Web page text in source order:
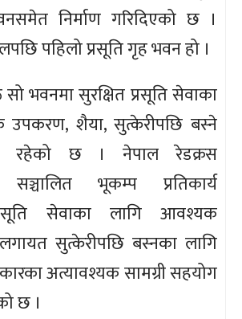
निर्माण गरिदिएको छ ।
पहिलो प्रसूति गृह भवन हो ।
भवनमा सुरक्षित प्रसूति सेवाका
शैया, सुत्केरीपछि बस्ने
रहेको छ । नेपाल रेडक्रस
सञ्चालित भूकम्प प्रतिकार्य
सेवाका लागि आवश्यक
सुत्केरीपछि बस्नका लागि
अत्यावश्यक सामग्री सहयोग
छ ।